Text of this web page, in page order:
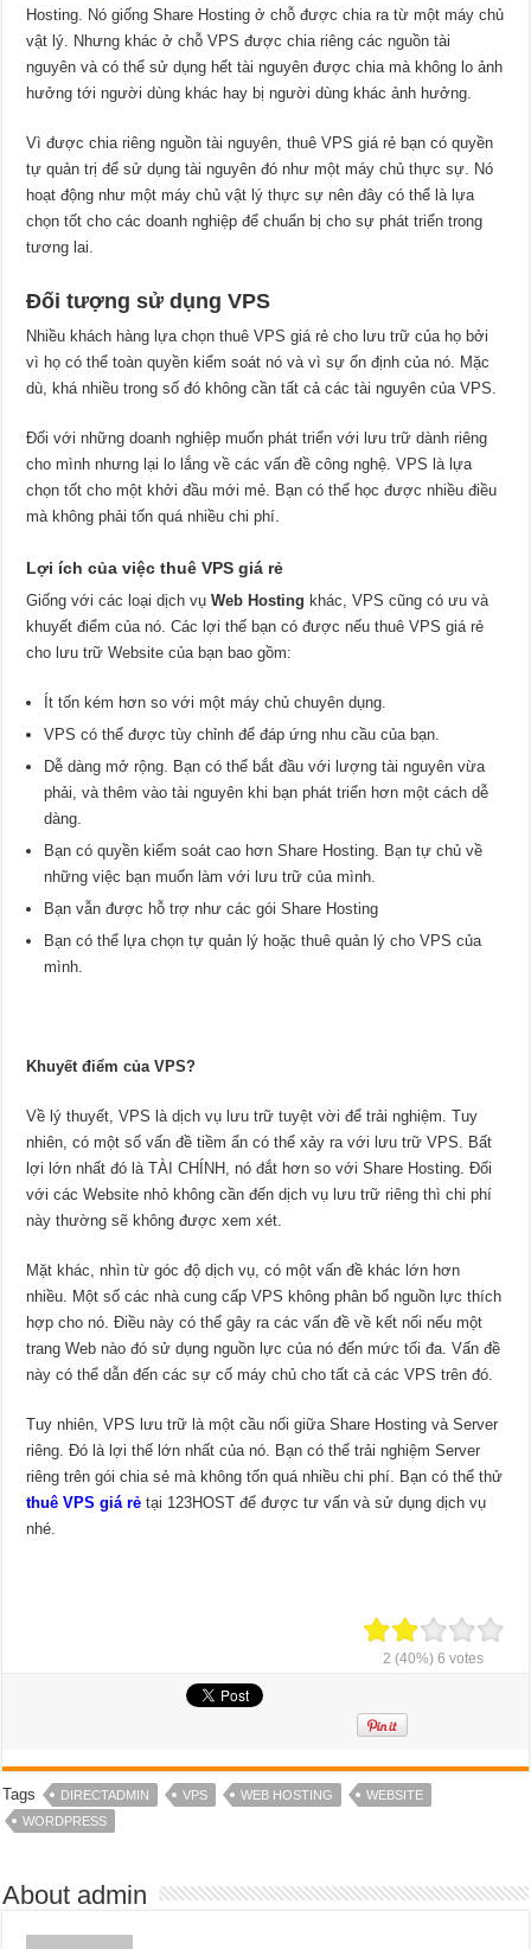
Hosting. Nó giống Share Hosting ở chỗ được chia ra từ một máy chủ
vật lý. Nhưng khác ở chỗ VPS được chia riêng các nguồn tài
nguyên và có thể sử dụng hết tài nguyên được chia mà không lo ảnh
hưởng tới người dùng khác hay bị người dùng khác ảnh hưởng.
Vì được chia riêng nguồn tài nguyên, thuê VPS giá rẻ bạn có quyền
tự quản trị để sử dụng tài nguyên đó như một máy chủ thực sự. Nó
hoạt động như một máy chủ vật lý thực sự nên đây có thể là lựa
chọn tốt cho các doanh nghiệp để chuẩn bị cho sự phát triển trong
tương lai.
Đối tượng sử dụng VPS
Nhiều khách hàng lựa chọn thuê VPS giá rẻ cho lưu trữ của họ bởi
vì họ có thể toàn quyền kiểm soát nó và vì sự ổn định của nó. Mặc
dù, khá nhiều trong số đó không cần tất cả các tài nguyên của VPS.
Đối với những doanh nghiệp muốn phát triển với lưu trữ dành riêng
cho mình nhưng lại lo lắng về các vấn đề công nghệ. VPS là lựa
chọn tốt cho một khởi đầu mới mẻ. Bạn có thể học được nhiều điều
mà không phải tốn quá nhiều chi phí.
Lợi ích của việc thuê VPS giá rẻ
Giống với các loại dịch vụWeb Hosting khác, VPS cũng có ưu và
khuyết điểm của nó. Các lợi thế bạn có được nếu thuê VPS giá rẻ
cho lưu trữ Website của bạn bao gồm:
Ít tốn kém hơn so với một máy chủ chuyên dụng.
VPS có thể được tùy chỉnh để đáp ứng nhu cầu của bạn.
Dễ dàng mở rộng. Bạn có thể bắt đầu với lượng tài nguyên vừa
phải, và thêm vào tài nguyên khi bạn phát triển hơn một cách dễ
dàng.
Bạn có quyền kiểm soát cao hơn Share Hosting. Bạn tự chủ về
những việc bạn muốn làm với lưu trữ của mình.
Bạn vẫn được hỗ trợ như các gói Share Hosting
Bạn có thể lựa chọn tự quản lý hoặc thuê quản lý cho VPS của
mình.
Khuyết điểm của VPS?
Về lý thuyết, VPS là dịch vụ lưu trữ tuyệt vời để trải nghiệm. Tuy
nhiên, có một số vấn đề tiềm ẩn có thể xảy ra với lưu trữ VPS. Bất
lợi lớn nhất đó là TÀI CHÍNH, nó đắt hơn so với Share Hosting. Đối
với các Website nhỏ không cần đến dịch vụ lưu trữ riêng thì chi phí
này thường sẽ không được xem xét.
Mặt khác, nhìn từ góc độ dịch vụ, có một vấn đề khác lớn hơn
nhiều. Một số các nhà cung cấp VPS không phân bổ nguồn lực thích
hợp cho nó. Điều này có thể gây ra các vấn đề về kết nối nếu một
trang Web nào đó sử dụng nguồn lực của nó đến mức tối đa. Vấn đề
này có thể dẫn đến các sự cố máy chủ cho tất cả các VPS trên đó.
Tuy nhiên, VPS lưu trữ là một cầu nối giữa Share Hosting và Server
riêng. Đó là lợi thế lớn nhất của nó. Bạn có thể trải nghiệm Server
riêng trên gói chia sẻ mà không tốn quá nhiều chi phí. Bạn có thể thử
thuê VPS giá rẻ tại 123HOST để được tư vấn và sử dụng dịch vụ
nhé.
2 (40%)6 votes
Tags DIRECTADMIN VPS WEB HOSTING
WEBSITE
WORDPRESS
About admin